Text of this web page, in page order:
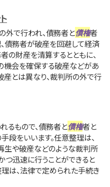
外で行われ、債務者と債権者
債務者が破産を回避して経済
の財産を清算するとともに、
会を確保する破産などがあ
産とは異なり、裁判所の外で行
るもので、債務者と債権者と
段をいいます。任意整理は、
や破産などのような裁判所
つ迅速に行うことができると
理は、法律で定められた手続き